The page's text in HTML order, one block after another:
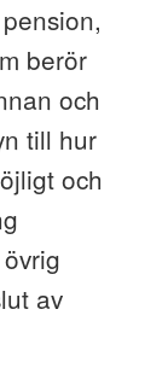
berör
och
till hur
och
av